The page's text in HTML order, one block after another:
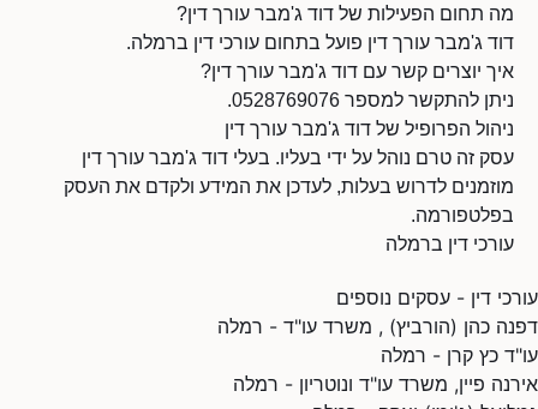
מה תחום הפעילות של דוד ג'מבר עורך דין?
דוד ג'מבר עורך דין פועל בתחום עורכי דין ברמלה.
איך יוצרים קשר עם דוד ג'מבר עורך דין?
ניתן להתקשר למספר 0528769076.
ניהול הפרופיל של דוד ג'מבר עורך דין
עסק זה טרם נוהל על ידי בעליו. בעלי דוד ג'מבר עורך דין
מוזמנים לדרוש בעלות, לעדכן את המידע ולקדם את העסק
בפלטפורמה.
עורכי דין ברמלה
עורכי דין - עסקים נוספים
דפנה כהן (הורביץ) , משרד עו"ד - רמלה
עו"ד כץ קרן - רמלה
אירנה פיין, משרד עו"ד ונוטריון - רמלה